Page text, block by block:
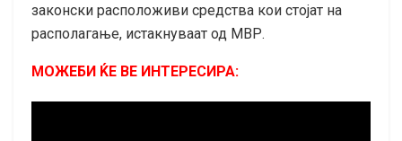
законски расположиви средства кои стојат на
располагање, истакнуваат од МВР.
МОЖЕБИ ЌЕ ВЕ ИНТЕРЕСИРА: